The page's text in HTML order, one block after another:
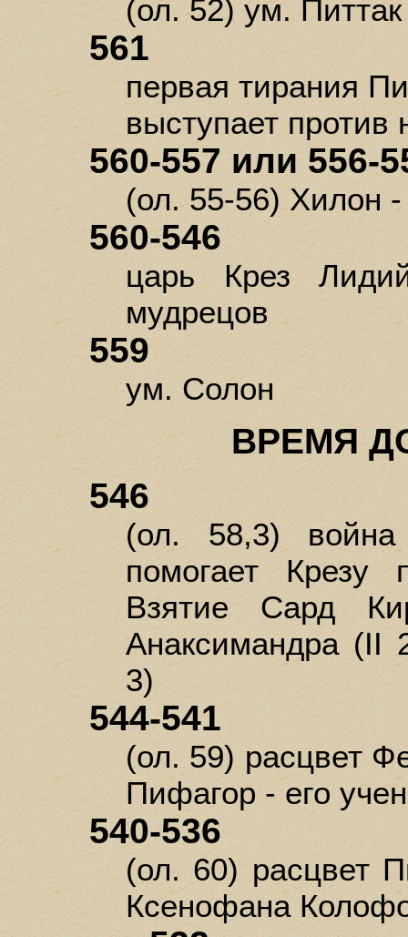
(ол. 52) ум.
561
первая тирания
выступает против
560-557 или 556-
(ол. 55-56) Хилон
560-546
царь Крез
мудрецов
559
ум. Солон
ВРЕМЯ
546
(ол. 58,3)
помогает Крезу
Взятие Сард
Анаксимандра (II
3)
544-541
(ол. 59) расцвет
Пифагор - его
540-536
(ол. 60) расцвет
Ксенофана